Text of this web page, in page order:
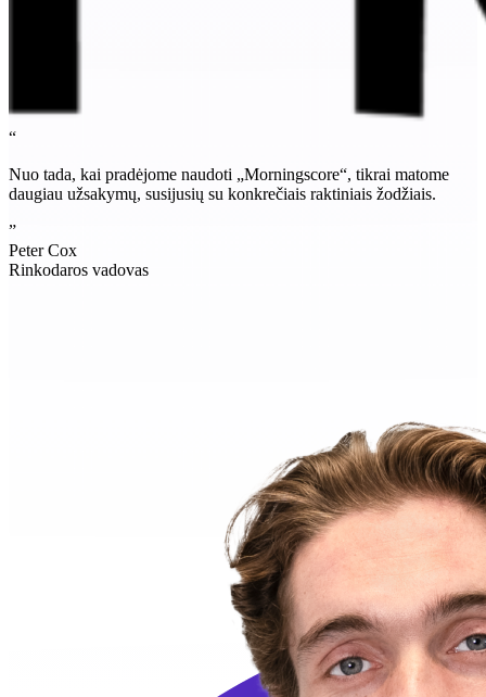
“
Nuo tada, kai pradėjome naudoti „Morningscore“, tikrai matome
daugiau užsakymų, susijusių su konkrečiais raktiniais žodžiais.
”
Peter Cox
Rinkodaros vadovas